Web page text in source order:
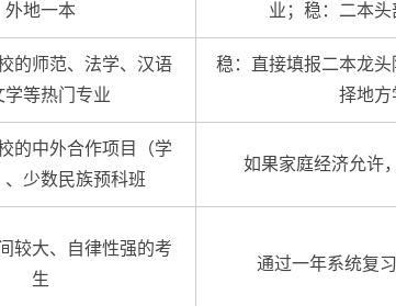
外地一本
业；稳：二本
的师范、法学、汉语
学等热门专业
稳：直接填报二本龙
择地方
的中外合作项目（学
、少数民族预科班
如果家庭经济允许
较大、自律性强的考
生
通过一年系统复